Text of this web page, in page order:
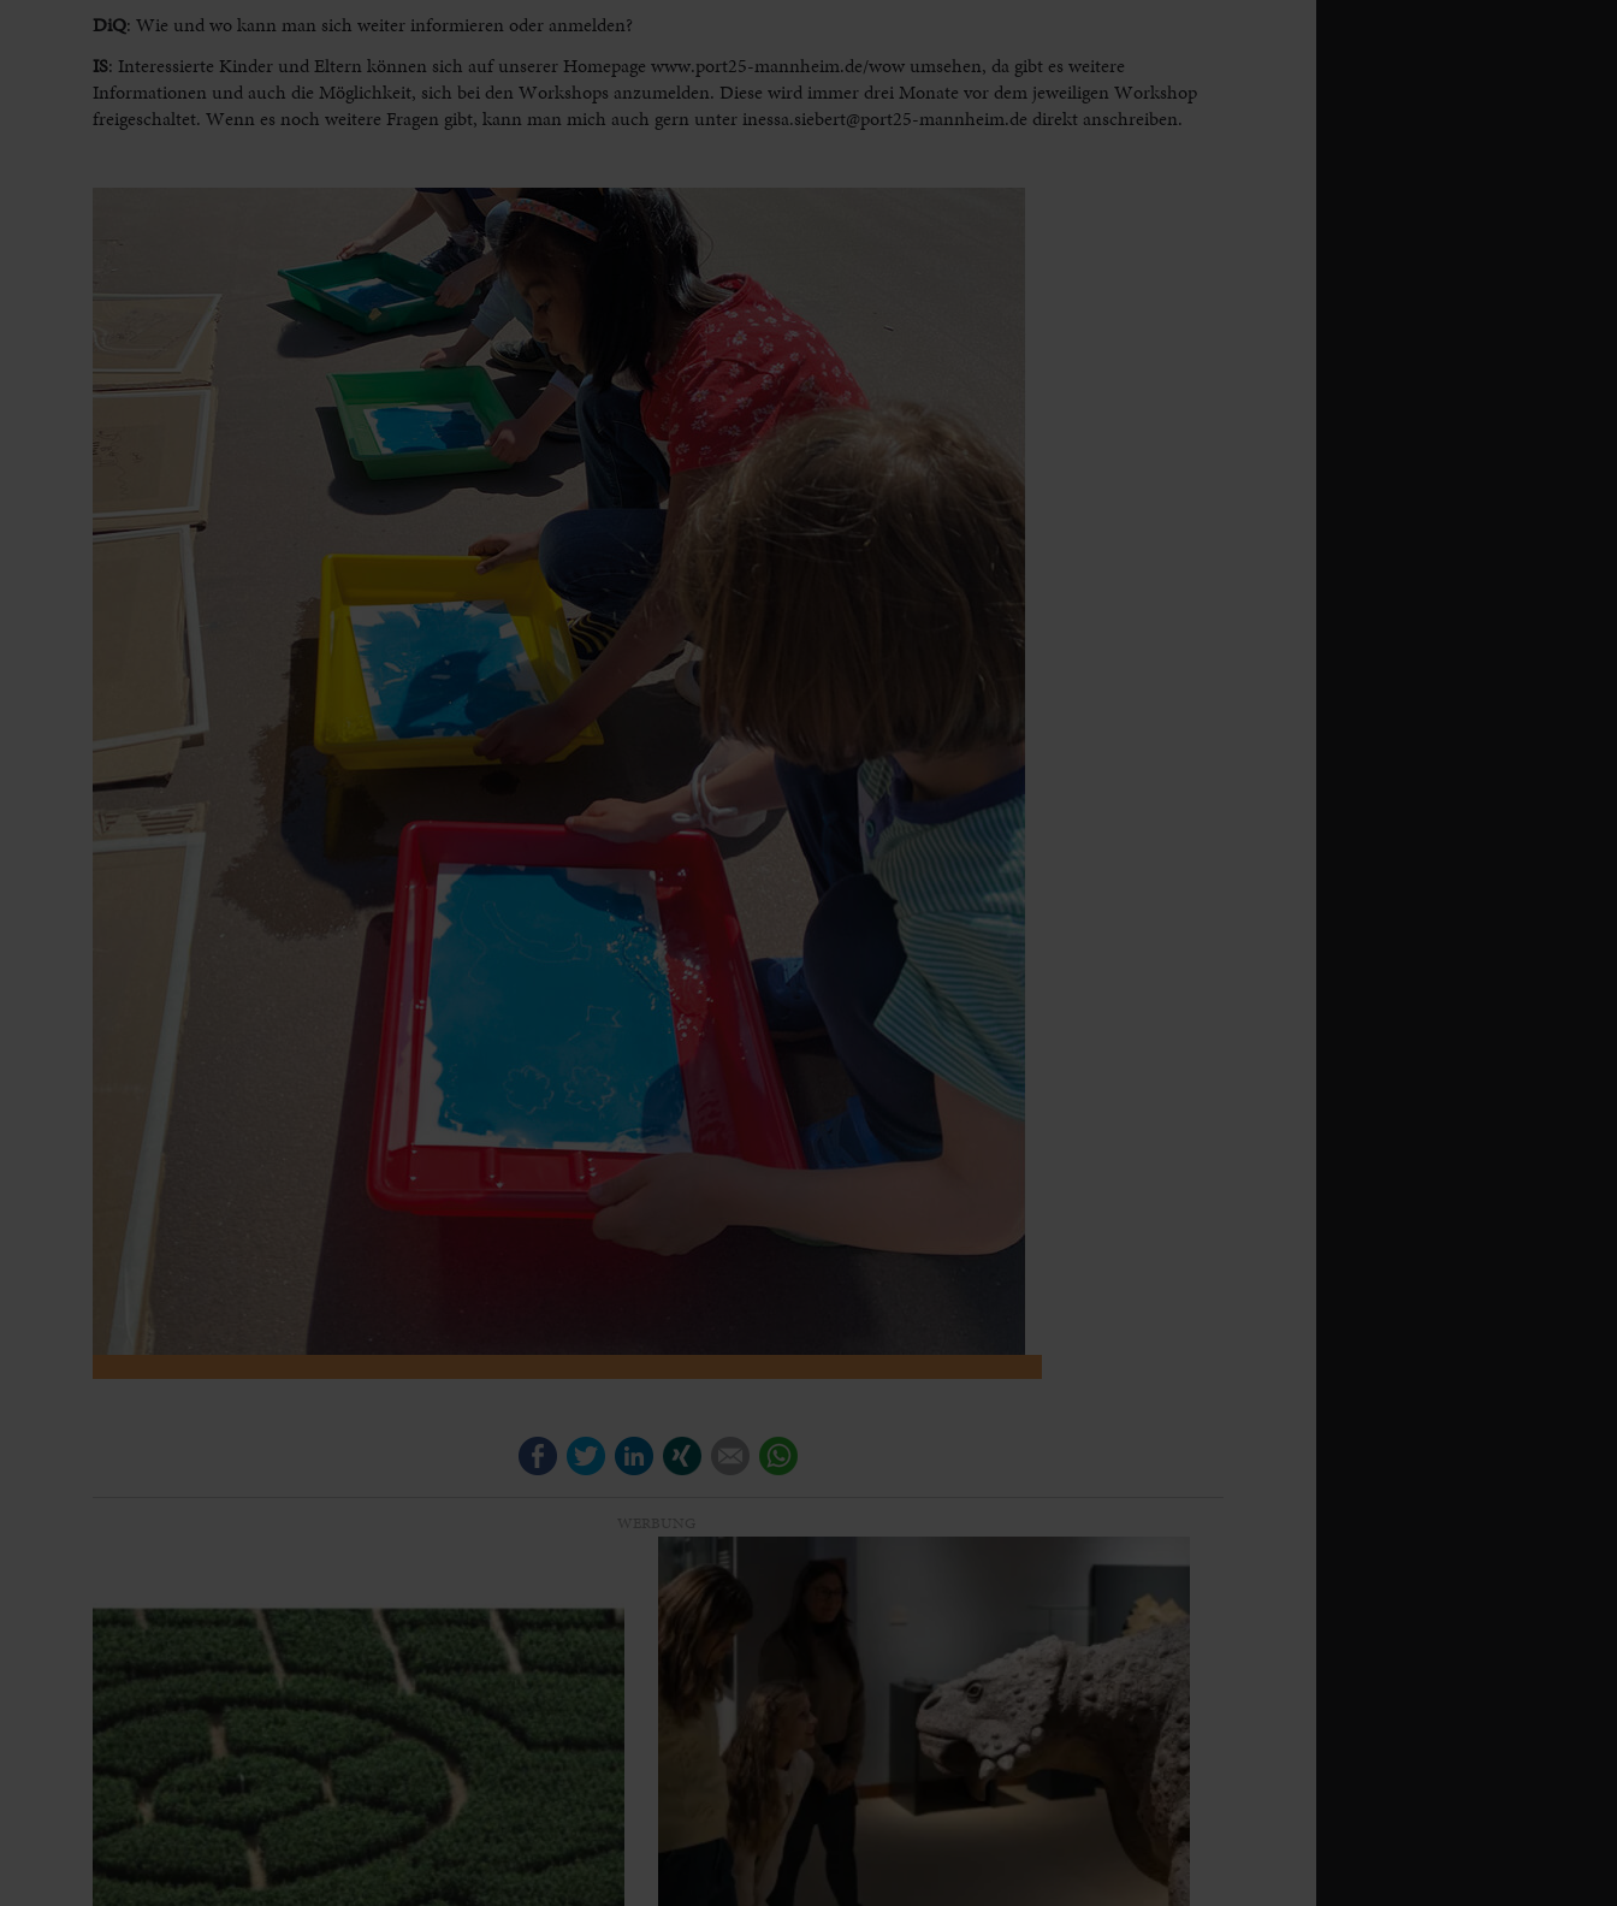
DiQ: Wie und wo kann man sich weiter informieren oder anmelden?
IS: Interessierte Kinder und Eltern können sich auf unserer Homepage www.port25-mannheim.de/wow umsehen, da gibt es weitere
Informationen und auch die Möglichkeit, sich bei den Workshops anzumelden. Diese wird immer drei Monate vor dem jeweiligen Workshop
freigeschaltet. Wenn es noch weitere Fragen gibt, kann man mich auch gern unter inessa.siebert@port25-mannheim.de direkt anschreiben.
FacebookTwitterLinkedIn E-mail